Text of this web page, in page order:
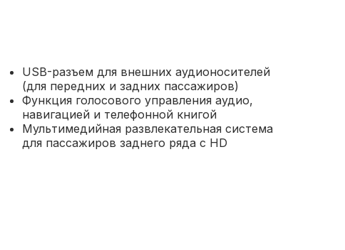
USB-разъем для внешних аудионосителей
(для передних и задних пассажиров)
Функция голосового управления аудио,
навигацией и телефонной книгой
Мультимедийная развлекательная система
для пассажиров заднего ряда с HD